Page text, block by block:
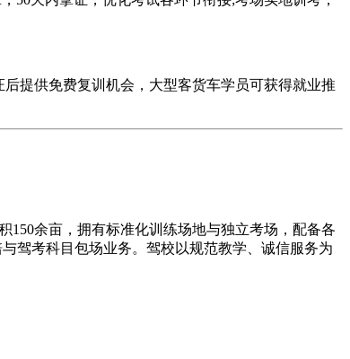
提供免费复训机会，大型客货车学员可获得就业推
余亩，拥有标准化训练场地与独立考场，配备各
驾考科目包场业务。驾校以规范教学、诚信服务为